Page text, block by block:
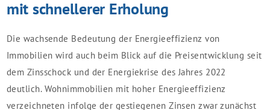
mit schnellerer Erholung
Die wachsende Bedeutung der Energieeffizienz von
Immobilien wird auch beim Blick auf die Preisentwicklung seit
dem Zinsschock und der Energiekrise des Jahres 2022
deutlich. Wohnimmobilien mit hoher Energieeffizienz
verzeichneten infolge der gestiegenen Zinsen zwar zunächst